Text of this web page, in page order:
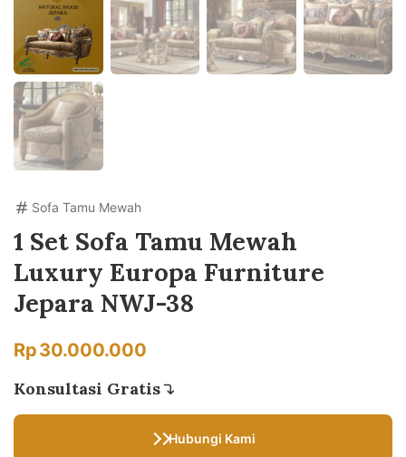
Sofa Tamu Mewah
1 Set Sofa Tamu Mewah
Luxury Europa Furniture
Jepara NWJ-38
Rp30.000.000
Konsultasi Gratis
Hubungi Kami